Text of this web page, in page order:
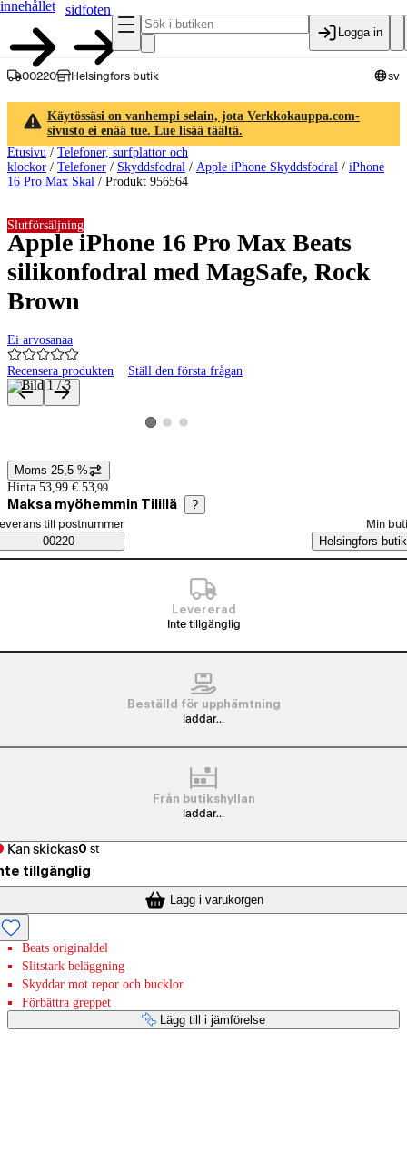
innehållet
sidfoten
Logga in
00220 Helsingfors butik sv
Käytössäsi on vanhempi selain, jota Verkkokauppa.com-
sivusto ei enää tue. Lue lisää täältä.
Etusivu / Telefoner, surfplattor och
klockor / Telefoner / Skyddsfodral / Apple iPhone Skyddsfodral / iPhone
16 Pro Max Skal / Produkt 956564
Apple iPhone 16 Pro Max Beats
silikonfodral med MagSafe, Rock
Brown
Ei arvosanaa
Recensera produkten Ställ den första frågan
Slutförsäljning
Produktbilder och videor
Visa produktbild 1
Visa produktbild 2
Visa produktbild 3
Prisinformation
Moms 25,5 %
Hinta 53,99 €. 53,99
Maksa myöhemmin Tilillä ?
Saatavuustiedot
beställningssätt
till postnummer
00220
Min
Helsingfors butik
Levererad
Inte tillgänglig
Beställd för upphämtning
laddar...
Från butikshyllan
laddar...
Kan skickas0 st
tillgänglig
Lägg i varukorgen
Beats originaldel
Slitstark beläggning
Skyddar mot repor och bucklor
Förbättra greppet
Lägg till i jämförelse